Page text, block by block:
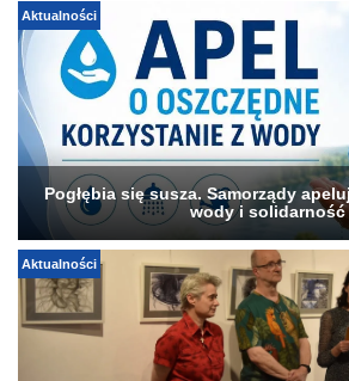
Aktualności
Pogłębia się susza. Samorządy
wody i solidarność
Aktualności